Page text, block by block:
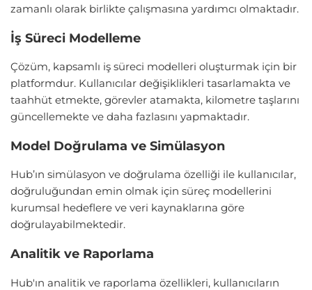
zamanlı olarak birlikte çalışmasına yardımcı olmaktadır.
İş Süreci Modelleme
Çözüm, kapsamlı iş süreci modelleri oluşturmak için bir
platformdur. Kullanıcılar değişiklikleri tasarlamakta ve
taahhüt etmekte, görevler atamakta, kilometre taşlarını
güncellemekte ve daha fazlasını yapmaktadır.
Model Doğrulama ve Simülasyon
Hub’ın simülasyon ve doğrulama özelliği ile kullanıcılar,
doğruluğundan emin olmak için süreç modellerini
kurumsal hedeflere ve veri kaynaklarına göre
doğrulayabilmektedir.
Analitik ve Raporlama
Hub'ın analitik ve raporlama özellikleri, kullanıcıların